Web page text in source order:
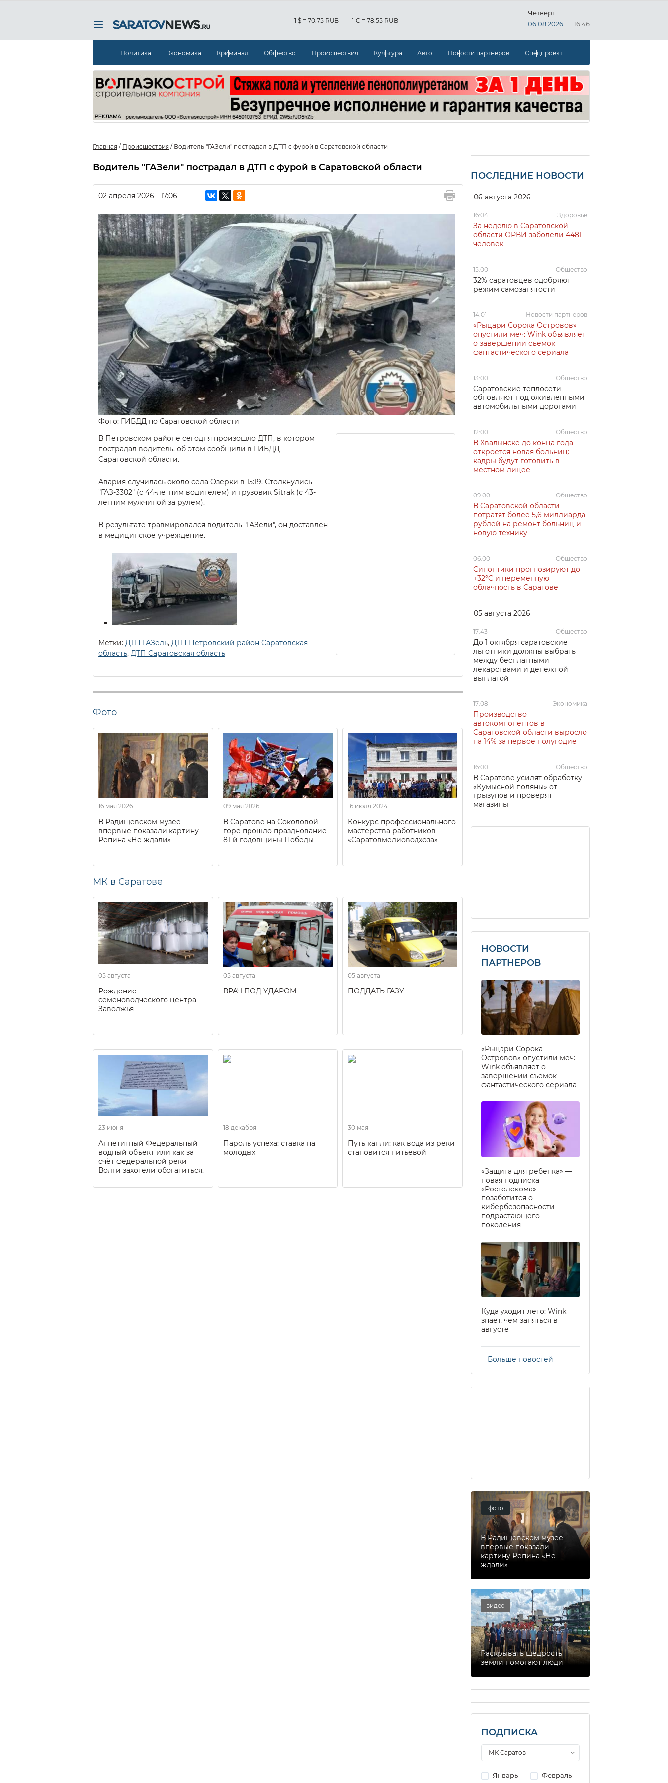
1 $ = 70.75 RUB 1 € = 78.55 RUB
Четверг
06.08.2026
16:46
Политика Экономика Криминал Общество Происшествия Культура Авто Новости партнеров Спецпроект
Главная / Происшествия / Водитель "ГАЗели" пострадал в ДТП с фурой в Саратовской области
Водитель "ГАЗели" пострадал в ДТП с фурой в Саратовской области
02 апреля 2026 - 17:06
Фото: ГИБДД по Саратовской области
В Петровском районе сегодня произошло ДТП, в котором
пострадал водитель. об этом сообщили в ГИБДД
Саратовской области.
Авария случилась около села Озерки в 15:19. Столкнулись
"ГАЗ-3302" (с 44-летним водителем) и грузовик Sitrak (с 43-
летним мужчиной за рулем).
В результате травмировался водитель "ГАЗели", он доставлен
в медицинское учреждение.
Метки: ДТП ГАЗель, ДТП Петровский район Саратовская
область, ДТП Саратовская область
Фото
16 мая 2026
В Радищевском музее
впервые показали картину
Репина «Не ждали»
09 мая 2026
В Саратове на Соколовой
горе прошло празднование
81-й годовщины Победы
16 июля 2024
Конкурс профессионального
мастерства работников
«Саратовмелиоводхоза»
МК в Саратове
05 августа
Рождение
семеноводческого центра
Заволжья
05 августа
ВРАЧ ПОД УДАРОМ
05 августа
ПОДДАТЬ ГАЗУ
23 июня
Аппетитный Федеральный
водный объект или как за
счёт федеральной реки
Волги захотели обогатиться.
18 декабря
Пароль успеха: ставка на
молодых
30 мая
Путь капли: как вода из реки
становится питьевой
ПОСЛЕДНИЕ НОВОСТИ
06 августа 2026
16:04 Здоровье
За неделю в Саратовской
области ОРВИ заболели 4481
человек
15:00 Общество
32% саратовцев одобряют
режим самозанятости
14:01 Новости партнеров
«Рыцари Сорока Островов»
опустили меч: Wink объявляет
о завершении съемок
фантастического сериала
13:00 Общество
Саратовские теплосети
обновляют под оживлёнными
автомобильными дорогами
12:00 Общество
В Хвалынске до конца года
откроется новая больниц:
кадры будут готовить в
местном лицее
09:00 Общество
В Саратовской области
потратят более 5,6 миллиарда
рублей на ремонт больниц и
новую технику
06:00 Общество
Синоптики прогнозируют до
+32°C и переменную
облачность в Саратове
05 августа 2026
17:43 Общество
До 1 октября саратовские
льготники должны выбрать
между бесплатными
лекарствами и денежной
выплатой
17:08 Экономика
Производство
автокомпонентов в
Саратовской области выросло
на 14% за первое полугодие
16:00 Общество
В Саратове усилят обработку
«Кумысной поляны» от
грызунов и проверят
магазины
НОВОСТИ
ПАРТНЕРОВ
«Рыцари Сорока
Островов» опустили меч:
Wink объявляет о
завершении съемок
фантастического сериала
«Защита для ребенка» —
новая подписка
«Ростелекома»
позаботится о
кибербезопасности
подрастающего
поколения
Куда уходит лето: Wink
знает, чем заняться в
августе
Больше новостей
фото
В Радищевском музее
впервые показали
картину Репина «Не
ждали»
видео
Раскрывать щедрость
земли помогают люди
ПОДПИСКА
Январь
Февраль